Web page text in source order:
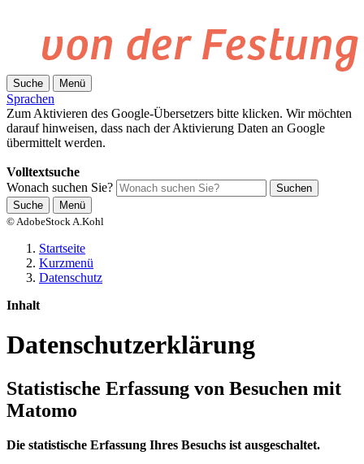
Suche Menü
Sprachen
Zum Aktivieren des Google-Übersetzers bitte klicken. Wir möchten
darauf hinweisen, dass nach der Aktivierung Daten an Google
übermittelt werden.
Volltextsuche
Wonach suchen Sie?
Suchen
Suche
Menü
© AdobeStock A.Kohl
Startseite
Kurzmenü
Datenschutz
Inhalt
Datenschutzerklärung
Statistische Erfassung von Besuchen mit
Matomo
Die statistische Erfassung Ihres Besuchs ist ausgeschaltet.